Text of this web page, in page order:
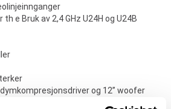
th e Bruk av 2,4 GHz U24H og U24B
og 12” woofer